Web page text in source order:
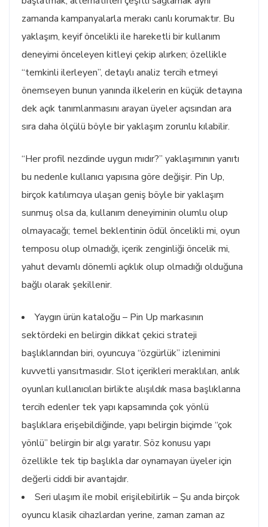
zamanda kampanyalarla merakı canlı korumaktır. Bu
yaklaşım, keyif öncelikli ile hareketli bir kullanım
deneyimi önceleyen kitleyi çekip alırken; özellikle
“temkinli ilerleyen”, detaylı analiz tercih etmeyi
önemseyen bunun yanında ilkelerin en küçük detayına
dek açık tanımlanmasını arayan üyeler açısından ara
sıra daha ölçülü böyle bir yaklaşım zorunlu kılabilir.
“Her profil nezdinde uygun mıdır?” yaklaşımının yanıtı
bu nedenle kullanıcı yapısına göre değişir. Pin Up,
birçok katılımcıya ulaşan geniş böyle bir yaklaşım
sunmuş olsa da, kullanım deneyiminin olumlu olup
olmayacağı; temel beklentinin ödül öncelikli mi, oyun
temposu olup olmadığı, içerik zenginliği öncelik mi,
yahut devamlı dönemli açıklık olup olmadığı olduğuna
bağlı olarak şekillenir.
Yaygın ürün kataloğu – Pin Up markasının
sektördeki en belirgin dikkat çekici strateji
başlıklarından biri, oyuncuya “özgürlük” izlenimini
kuvvetli yansıtmasıdır. Slot içerikleri meraklıları, anlık
oyunları kullanıcıları birlikte alışıldık masa başlıklarına
tercih edenler tek yapı kapsamında çok yönlü
başlıklara erişebildiğinde, yapı belirgin biçimde “çok
yönlü” belirgin bir algı yaratır. Söz konusu yapı
özellikle tek tip başlıkla dar oynamayan üyeler için
değerli ciddi bir avantajdır.
Seri ulaşım ile mobil erişilebilirlik – Şu anda birçok
oyuncu klasik cihazlardan yerine, zaman zaman az